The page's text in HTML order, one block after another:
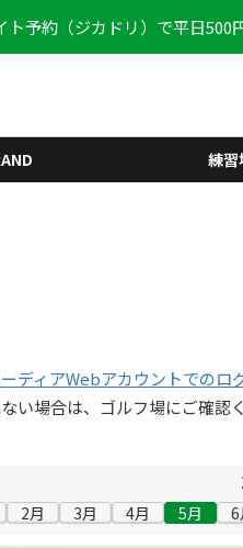
ト予約（ジカドリ）で平日500
練習
ディアWebアカウントでのロ
い場合は、ゴルフ場にご確認
2月 3月 4月 5月 6